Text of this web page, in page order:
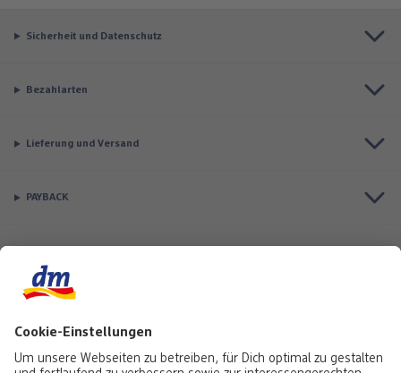
Sicherheit und Datenschutz
Bezahlarten
Lieferung und Versand
PAYBACK
Service & Auftragsstatus